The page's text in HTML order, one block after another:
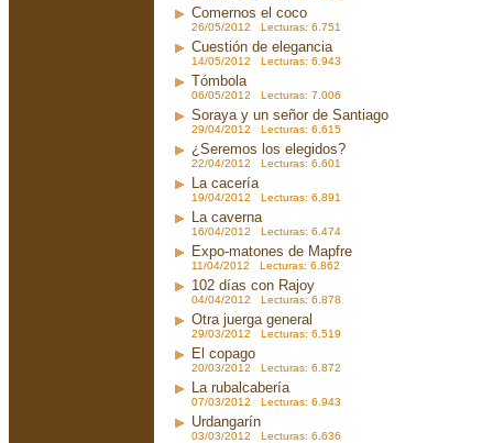
Comernos el coco
26/05/2012 Lecturas: 6.751
Cuestión de elegancia
14/05/2012 Lecturas: 6.943
Tómbola
06/05/2012 Lecturas: 7.006
Soraya y un señor de Santiago
29/04/2012 Lecturas: 6.615
¿Seremos los elegidos?
22/04/2012 Lecturas: 6.601
La cacería
19/04/2012 Lecturas: 6.891
La caverna
16/04/2012 Lecturas: 6.474
Expo-matones de Mapfre
11/04/2012 Lecturas: 6.862
102 días con Rajoy
04/04/2012 Lecturas: 6.878
Otra juerga general
29/03/2012 Lecturas: 6.519
El copago
20/03/2012 Lecturas: 6.872
La rubalcabería
07/03/2012 Lecturas: 6.943
Urdangarín
03/03/2012 Lecturas: 6.636